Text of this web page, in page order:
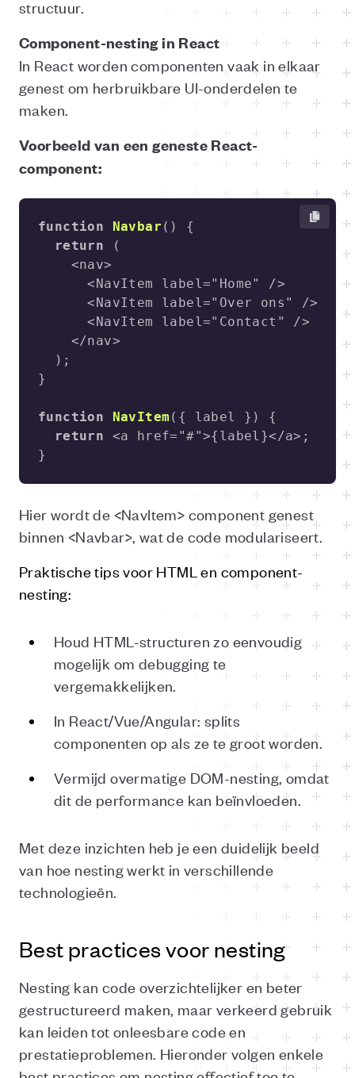
structuur.
Component-nesting in React
In React worden componenten vaak in elkaar
genest om herbruikbare UI-onderdelen te
maken.
Voorbeeld van een geneste React-
component:
function Navbar ( )
return
function NavItem ( { label } )
return
}
Hier wordt de <NavItem> component genest
binnen <Navbar>, wat de code modulariseert.
Praktische tips voor HTML en component-
nesting:
Houd HTML-structuren zo eenvoudig
mogelijk om debugging te
vergemakkelijken.
In React/Vue/Angular: splits
componenten op als ze te groot worden.
Vermijd overmatige DOM-nesting, omdat
dit de performance kan beïnvloeden.
Met deze inzichten heb je een duidelijk beeld
van hoe nesting werkt in verschillende
technologieën.
Best practices voor nesting
Nesting kan code overzichtelijker en beter
gestructureerd maken, maar verkeerd gebruik
kan leiden tot onleesbare code en
prestatieproblemen. Hieronder volgen enkele